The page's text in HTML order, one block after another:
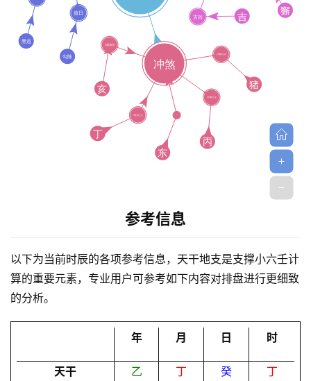
历
参考信息
以下为当前时辰的各项参考信息，天干地支是支撑小六壬计
算的重要元素，专业用户可参考如下内容对排盘进行更细致
的分析。
年 月 日 时
天干 乙 丁 癸 丁